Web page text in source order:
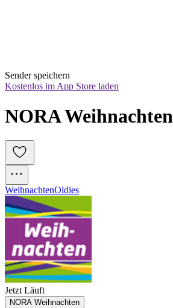
Sender speichern
Kostenlos im App Store laden
NORA Weihnachten
WeihnachtenOldies
Jetzt Läuft
NORA Weihnachten